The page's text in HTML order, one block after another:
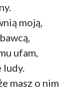
moją,
ufam,
masz o nim